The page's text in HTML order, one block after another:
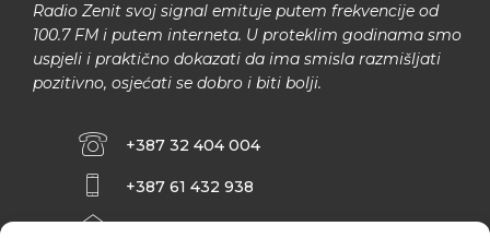
Radio Zenit svoj signal emituje putem frekvencije od
100.7 FM i putem interneta. U proteklim godinama smo
uspjeli i praktično dokazati da ima smisla razmišljati
pozitivno, osjećati se dobro i biti bolji.
+387 32 404 004
+387 61 432 938